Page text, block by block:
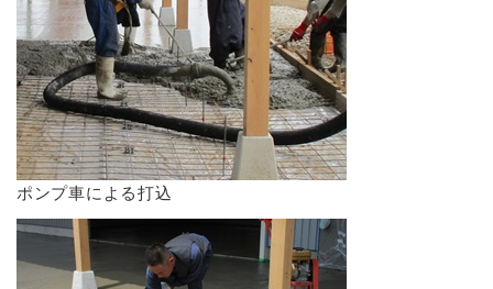
ポンプ車による打込